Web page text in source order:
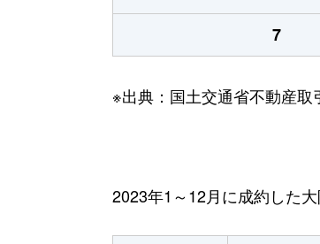
7
※出典：国土交通省不動産取
2023年1～12月に成約した